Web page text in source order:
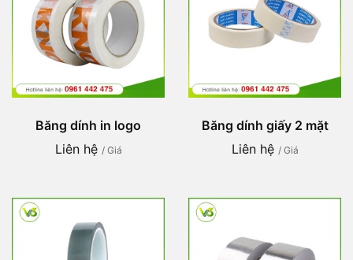
Băng dính in logo
Liên hệ / Giá
Băng dính giấy 2 mặt
Liên hệ / Giá